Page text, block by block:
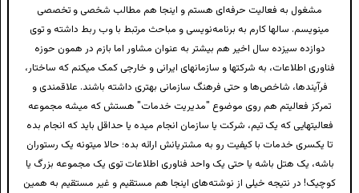
مشغول به فعالیت حرفه‌ای هستم و اینجا هم مطالب شخصی و تخصصی
مینویسم. سالها کارم به برنامه‌نویسی و مباحث مرتبط با وب ربط داشته و توی
دوازده سیزده سال اخیر هم بیشتر به عنوان مشاور اما بازم در همون حوزه
فناوری اطلاعات، به شرکتها و سازمانهای ایرانی و خارجی کمک میکنم که ساختار،
فرآیندها، شاخص‌ها و حتی فرهنگ سازمانی بهتری داشته باشند. علاقمندی و
تمرکز فعالیتم هم روی موضوع "مدیریت خدمات" هستش که میشه مجموعه
فعالیتهایی که یک تیم، شرکت یا سازمان انجام میده یا حداقل باید که انجام بده
تا یکسری خدمات با کیفیت رو به مشتریانش ارائه بده؛ حالا میتونه یک رستوران
باشه، یک هتل باشه یا حتی یک واحد فناوری اطلاعات توی یک مجموعه بزرگ یا
کوچیک! در نتیجه خیلی از نوشته‌های اینجا هم مستقیم و غیر مستقیم به همین